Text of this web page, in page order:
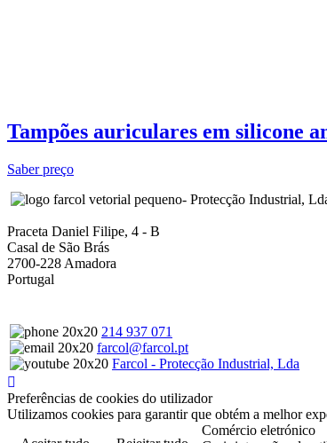
Tampões auriculares em silicone
Saber preço
- Protecção Industrial,
Praceta Daniel Filipe, 4 - B
Casal de São Brás
2700-228 Amadora
Portugal
214 937 071
farcol@farcol.pt
Farcol - Protecção Industrial, Lda
Preferências de cookies do utilizador
Utilizamos cookies para garantir que obtém a melhor
Comércio eletrónico